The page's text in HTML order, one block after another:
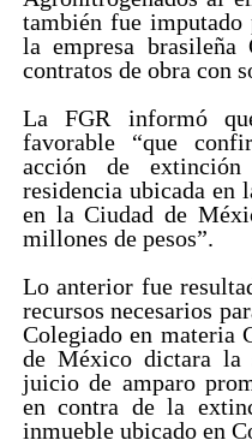
también fue
la empresa brasileña
contratos de obra con
La FGR informó
favorable “que
acción de
residencia ubicada
en la Ciudad de
millones de pesos”.
Lo anterior fue
recursos necesarios
Colegiado en materia
de México dictara la
juicio de amparo
en contra de la
inmueble ubicado en